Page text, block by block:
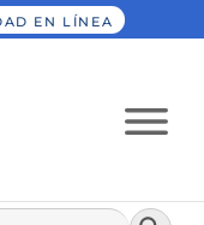
EN LÍNEA
Botón